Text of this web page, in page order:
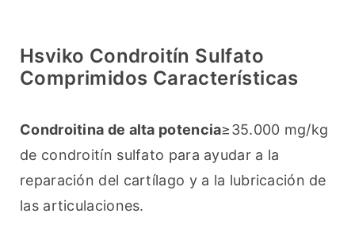
Hsviko Condroitín Sulfato
Comprimidos Características
Condroitina de alta potencia≥35.000 mg/kg
de condroitín sulfato para ayudar a la
reparación del cartílago y a la lubricación de
las articulaciones.